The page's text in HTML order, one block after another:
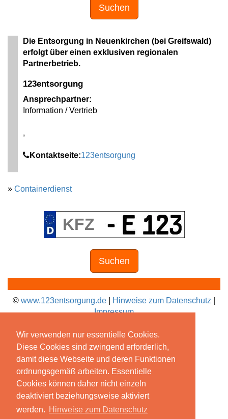
Wir verwenden nur essentielle Cookies.
Diese Cookies sind zwingend erforderlich,
damit diese Webseite und deren Funktionen
ordnungsgemäß arbeiten. Essentielle
Cookies können daher nicht einzeln
deaktiviert beziehungsweise aktiviert
werden. Hinweise zum Datenschutz
Suchen
Die Entsorgung in Neuenkirchen (bei Greifswald)
erfolgt über einen exklusiven regionalen
Partnerbetrieb.
123entsorgung
Ansprechpartner:
Information / Vertrieb
,
Kontaktseite:123entsorgung
» Containerdienst
Suchen
© www.123entsorgung.de Hinweise zum Datenschutz
Impressum